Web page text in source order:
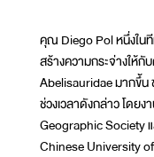
คุณ Diego Pol หนึ่งใน
สร้างความกระจ่างให้กั
Abelisauridae มากขึ้
ช่วงเวลาดังกล่าว โดย
Geographic Society
Chinese University